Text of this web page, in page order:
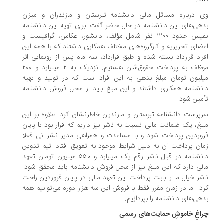
درباره مسائل مالی دانشنامه تبرستان و مازندران و میزان
این دانشنامه در حال حاضر گفت: برای تهیه این دانشنامه
نفیس حدود ۱۲۰۰ نفر شامل مؤلف، دانشور، عکاس، گرافیست و
تحریریه و کارگروه‌های مختلف همکاری داشتند که با همه این
قرارداد بسته شده و طبق قرارداد، سه ماه پس از رونمایی اثر
موظف به پرداخت حقوق‌شان هستیم. نزدیک به ۲ میلیارد و ۲۰۰
تومان مبلغ بدهی به این افراد است که در تولید و تهیه
همکاری داشتند و این مبلغ باید از محل فروش دانشنامه
شود.
دانشنامه تبرستان و مازندران خاطرنشان کرد: علاوه بر این
یک ضمانت مالی نسبت به ناشر نیز داریم که قرار بود تا پایان
پرداخت شود و با مساعدت و همراهی مدیر نشر نی فعلا
پرداخت آن به دلیل شرایط موجود به تعویق افتاد. تیم تدوین
دانشنامه در قبال ناشر رقم یک میلیارد و ۵۵۰ میلیون تومان تعهد
دارد که این مبلغ نیز از محل فروش دانشنامه باید محقق شود.
خیال ما را بابت پرداخت این تعهد مالی در پایان فروردین راحت
اما در زمان مقرر فقط با فروش این سه هزار دوره می‌توانیم همه
دانشنامه را بپردازیم.
خاموشِ حمایت‌های رسمی